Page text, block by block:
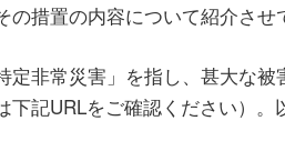
措置の内容について紹介させ
非常災害」を指し、甚大な被
記URLをご確認ください）。